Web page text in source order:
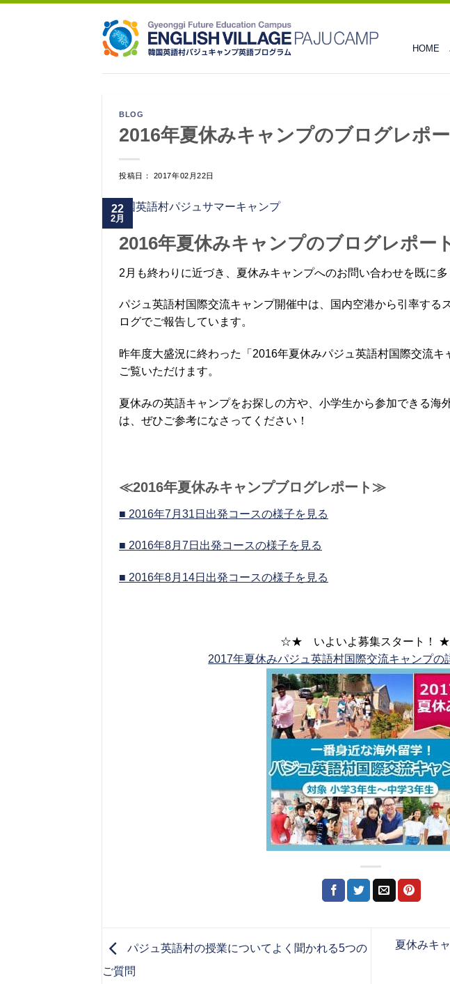
HOME
BLOG
2016年夏休みキャンプのブログレポ
投稿日： 2017年02月22日
22
2月
2016年夏休みキャンプのブログレポー
2月も終わりに近づき、夏休みキャンプへのお問い合わせを既に多
パジュ英語村国際交流キャンプ開催中は、国内空港から引率する
ログでご報告しています。
昨年度大盛況に終わった「2016年夏休みパジュ英語村国際交流キ
ご覧いただけます。
夏休みの英語キャンプをお探しの方や、小学生から参加できる海
は、ぜひご参考になさってください！
≪2016年夏休みキャンプブログレポート≫
■ 2016年7月31日出発コースの様子を見る
■ 2016年8月7日出発コースの様子を見る
■ 2016年8月14日出発コースの様子を見る
☆★ いよいよ募集スタート！
2017年夏休みパジュ英語村国際交流キャンプの
パジュ英語村の授業についてよく聞かれる5つの
ご質問
夏休みキ